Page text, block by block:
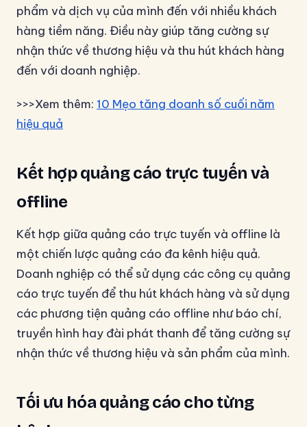
phẩm và dịch vụ của mình đến với nhiều khách
hàng tiềm năng. Điều này giúp tăng cường sự
nhận thức về thương hiệu và thu hút khách hàng
đến với doanh nghiệp.
>>>Xem thêm: 10 Mẹo tăng doanh số cuối năm
hiệu quả
Kết hợp quảng cáo trực tuyến và
offline
Kết hợp giữa quảng cáo trực tuyến và offline là
một chiến lược quảng cáo đa kênh hiệu quả.
Doanh nghiệp có thể sử dụng các công cụ quảng
cáo trực tuyến để thu hút khách hàng và sử dụng
các phương tiện quảng cáo offline như báo chí,
truyền hình hay đài phát thanh để tăng cường sự
nhận thức về thương hiệu và sản phẩm của mình.
Tối ưu hóa quảng cáo cho từng